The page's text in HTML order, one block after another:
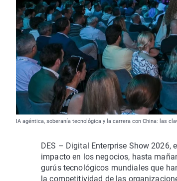
IA agéntica, soberanía tecnológica y la carrera con China: las
DES – Digital Enterprise Show 2026,
impacto en los negocios, hasta
gurús tecnológicos mundiales que
la competitividad de las